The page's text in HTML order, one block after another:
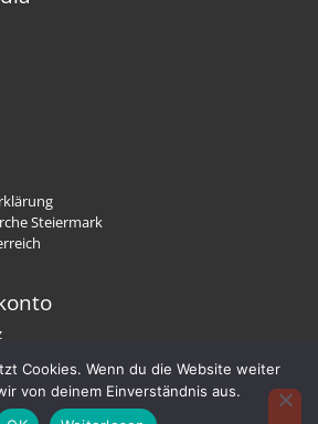
Steiermark
stärken Menschen.
Cookies. Wenn du die Website weiter
von deinem Einverständnis aus.